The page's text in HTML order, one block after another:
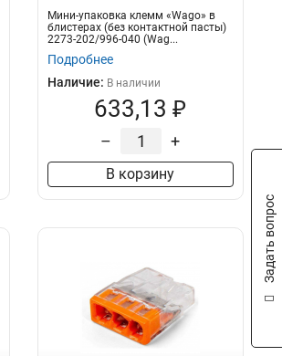
пасты) 2273-202/996-040,
76066
Мини-упаковка клемм «Wago» в
блистерах (без контактной пасты)
2273-202/996-040 (Wag...
Подробнее
Наличие: В наличии
633,13 ₽
– +
В корзину
Задать вопрос